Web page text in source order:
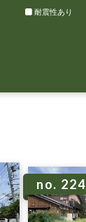
耐震性あり
no. 224